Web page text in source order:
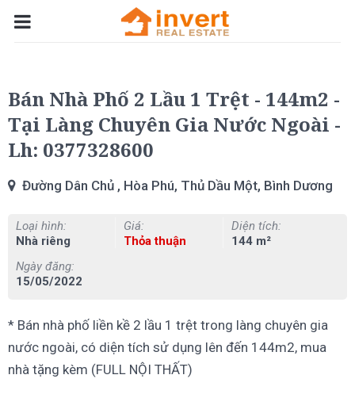
Bán Nhà Phố 2 Lầu 1 Trệt - 144m2 -
Tại Làng Chuyên Gia Nước Ngoài -
Lh: 0377328600
Đường Dân Chủ , Hòa Phú, Thủ Dầu Một, Bình Dương
Loại hình:
Nhà riêng
Giá:
Thỏa thuận
Diện tích:
144 m²
Ngày đăng:
15/05/2022
* Bán nhà phố liền kề 2 lầu 1 trệt trong làng chuyên gia
nước ngoài, có diện tích sử dụng lên đến 144m2, mua
nhà tặng kèm (FULL NỘI THẤT)